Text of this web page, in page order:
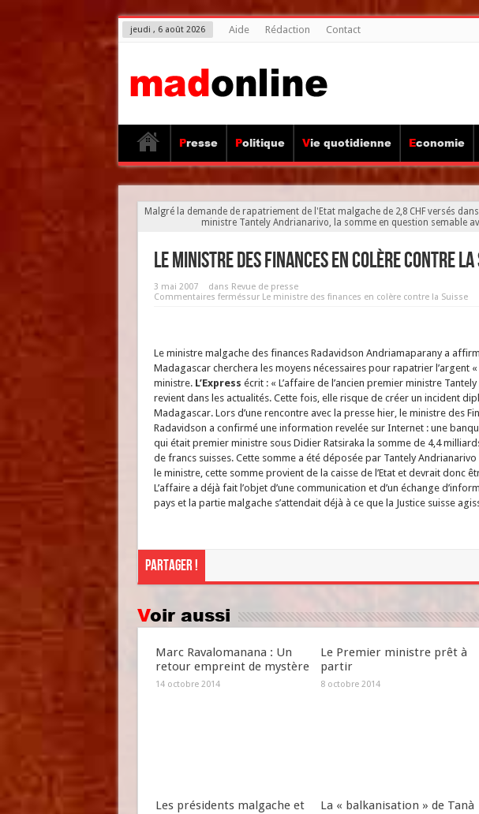
jeudi , 6 août 2026 Aide Rédaction Contact
Presse Politique Vie quotidienne Economie
Malgré la demande de rapatriement de l'Etat malgache de 2,8 CHF versés
ministre Tantely Andrianarivo, la somme en question semable
Le ministre des finances en colère contre la
3 mai 2007 dans Revue de presse
Commentaires ferméssur Le ministre des finances en colère contre la Suisse
Le ministre malgache des finances Radavidson Andriamaparany a
Madagascar cherchera les moyens nécessaires pour rapatrier l’argent
ministre. L’Express écrit : « L’affaire de l’ancien premier ministre
revient dans les actualités. Cette fois, elle risque de créer un incident
Madagascar. Lors d’une rencontre avec la presse hier, le ministre des
Radavidson a confirmé une information revelée sur Internet : une
qui était premier ministre sous Didier Ratsiraka la somme de 4,4
de francs suisses. Cette somme a été déposée par Tantely
le ministre, cette somme provient de la caisse de l’Etat et devrait donc
L’affaire a déjà fait l’objet d’une communication et d’un échange
pays et la partie malgache s’attendait déjà à ce que la Justice suisse
Partager !
Voir aussi
Marc Ravalomanana : Un
retour empreint de mystère
14 octobre 2014
Le Premier ministre prêt à
partir
8 octobre 2014
Les présidents malgache et
La « balkanisation » de Tanà